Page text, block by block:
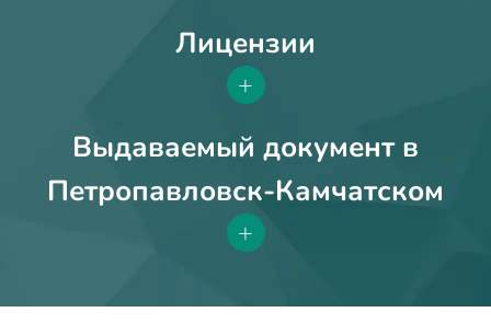
Лицензии
+
Выдаваемый документ в
Петропавловск-Камчатском
+